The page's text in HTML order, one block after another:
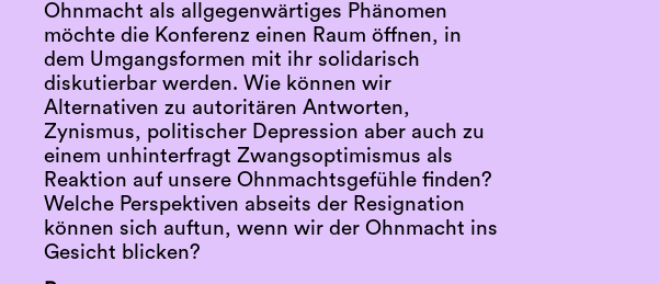
Ohnmacht als allgegenwärtiges Phänomen
möchte die Konferenz einen Raum öffnen, in
dem Umgangsformen mit ihr solidarisch
diskutierbar werden. Wie können wir
Alternativen zu autoritären Antworten,
Zynismus, politischer Depression aber auch zu
einem unhinterfragt Zwangsoptimismus als
Reaktion auf unsere Ohnmachtsgefühle finden?
Welche Perspektiven abseits der Resignation
können sich auftun, wenn wir der Ohnmacht ins
Gesicht blicken?